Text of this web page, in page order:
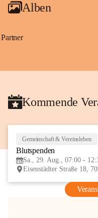
Alben
Partner
Kommende
Gemeinschaft & Vereinsleben
Blutspenden
Sa., 29. Aug., 07:00 -